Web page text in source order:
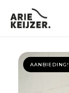
AANBIEDING!